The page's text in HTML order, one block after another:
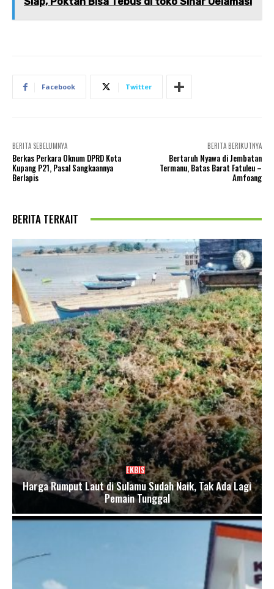
Facebook Twitter
BERITA SEBELUMNYA
Berkas Perkara Oknum DPRD Kota
Kupang P21, Pasal Sangkaannya
Berlapis
BERITA BERIKUTNYA
Bertaruh Nyawa di Jembatan
Termanu, Batas Barat Fatuleu –
Amfoang
BERITA TERKAIT
EKBIS
Harga Rumput Laut di Sulamu Sudah Naik, Tak Ada Lagi
Pemain Tunggal